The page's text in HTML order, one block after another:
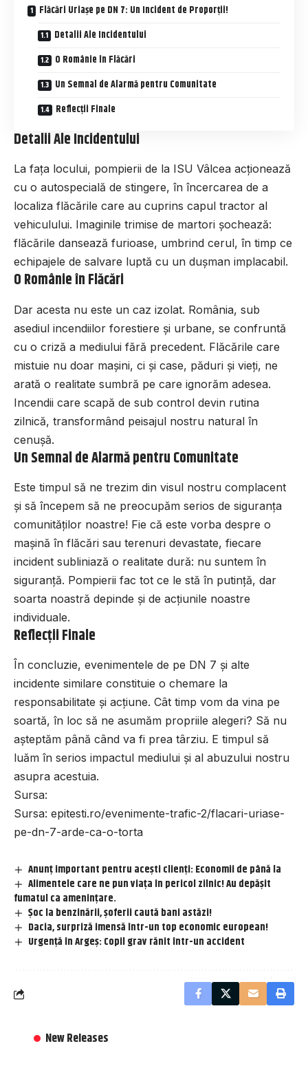
Flăcări Uriașe pe DN 7: Un Incident de Proporții!
Detalii Ale Incidentului
O Românie în Flăcări
Un Semnal de Alarmă pentru Comunitate
Reflecții Finale
Detalii Ale Incidentului
La fața locului, pompierii de la ISU Vâlcea acționează
cu o autospecială de stingere, în încercarea de a
localiza flăcările care au cuprins capul tractor al
vehiculului. Imaginile trimise de martori șochează:
flăcările dansează furioase, umbrind cerul, în timp ce
echipajele de salvare luptă cu un dușman implacabil.
O Românie în Flăcări
Dar acesta nu este un caz izolat. România, sub
asediul incendiilor forestiere și urbane, se confruntă
cu o criză a mediului fără precedent. Flăcările care
mistuie nu doar mașini, ci și case, păduri și vieți, ne
arată o realitate sumbră pe care ignorăm adesea.
Incendii care scapă de sub control devin rutina
zilnică, transformând peisajul nostru natural în
cenușă.
Un Semnal de Alarmă pentru Comunitate
Este timpul să ne trezim din visul nostru complacent
și să începem să ne preocupăm serios de siguranța
comunităților noastre! Fie că este vorba despre o
mașină în flăcări sau terenuri devastate, fiecare
incident subliniază o realitate dură: nu suntem în
siguranță. Pompierii fac tot ce le stă în putință, dar
soarta noastră depinde și de acțiunile noastre
individuale.
Reflecții Finale
În concluzie, evenimentele de pe DN 7 și alte
incidente similare constituie o chemare la
responsabilitate și acțiune. Cât timp vom da vina pe
soartă, în loc să ne asumăm propriile alegeri? Să nu
așteptăm până când va fi prea târziu. E timpul să
luăm în serios impactul mediului și al abuzului nostru
asupra acestuia.
Sursa:
Sursa: epitesti.ro/evenimente-trafic-2/flacari-uriase-
pe-dn-7-arde-ca-o-torta
Anunț important pentru acești clienți: Economii de până la
Alimentele care ne pun viața în pericol zilnic! Au depășit
fumatul ca amenințare.
Șoc la benzinării, șoferii caută bani astăzi!
Dacia, surpriză imensă într-un top economic european!
Urgență în Argeș: Copil grav rănit într-un accident
New Releases